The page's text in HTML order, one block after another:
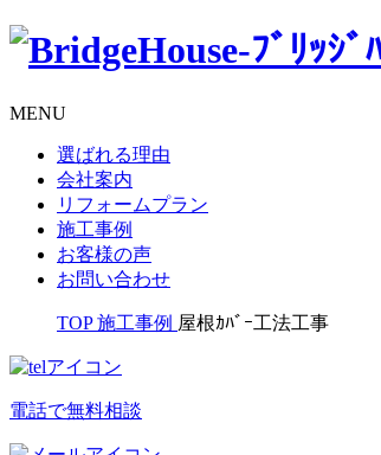
MENU
選ばれる理由
会社案内
リフォームプラン
施工事例
お客様の声
お問い合わせ
TOP 施工事例 屋根ｶﾊﾞｰ工法工事
電話で無料相談